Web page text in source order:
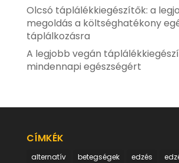
Olcsó táplálékkiegészítők: a
megoldás a költséghatékony
táplálkozásra
A legjobb vegán
mindennapi egészségért
CÍMKÉK
alternatív betegségek edzés